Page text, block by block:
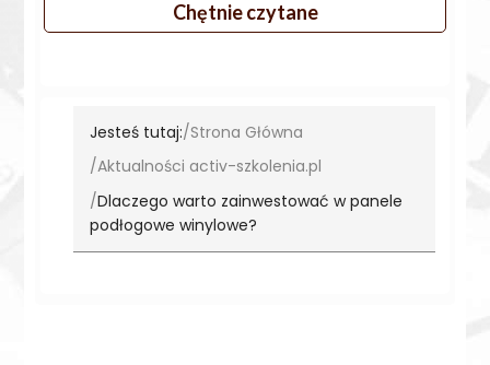
Chętnie czytane
Jesteś tutaj: Strona Główna
Aktualności activ-szkolenia.pl
Dlaczego warto zainwestować w panele
podłogowe winylowe?